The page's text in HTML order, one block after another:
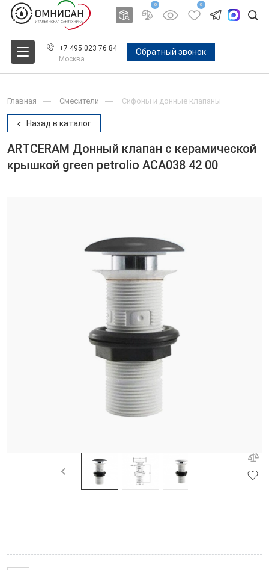
0 0
+7 495 023 76 84
Москва
Обратный звонок
Главная Смесители Сифоны и донные клапаны
Назад в каталог
ARTCERAM Донный клапан с керамической
крышкой green petrolio ACA038 42 00